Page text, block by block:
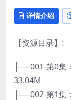
详情介绍
【资源目录】:
├──001-第0集
33.04M
├──002-第1集